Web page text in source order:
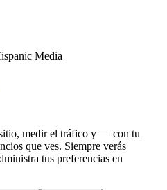
Media
medir el tráfico y — con tu
que ves. Siempre verás
tus preferencias en